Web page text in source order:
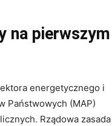
na pierwszym
energetycznego i
Państwowych (MAP)
Rządowa zasada